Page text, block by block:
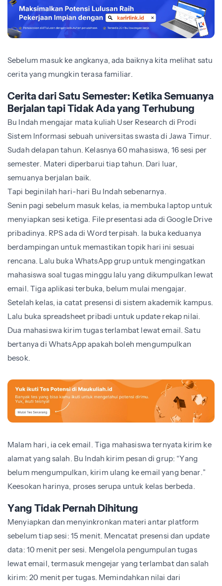
Sebelum masuk ke angkanya, ada baiknya kita melihat satu
cerita yang mungkin terasa familiar.
Cerita dari Satu Semester: Ketika Semuanya
Berjalan tapi Tidak Ada yang Terhubung
Bu Indah mengajar mata kuliah User Research di Prodi
Sistem Informasi sebuah universitas swasta di Jawa Timur.
Sudah delapan tahun. Kelasnya 60 mahasiswa, 16 sesi per
semester. Materi diperbarui tiap tahun. Dari luar,
semuanya berjalan baik.
Tapi beginilah hari-hari Bu Indah sebenarnya.
Senin pagi sebelum masuk kelas, ia membuka laptop untuk
menyiapkan sesi ketiga. File presentasi ada di Google Drive
pribadinya. RPS ada di Word terpisah. Ia buka keduanya
berdampingan untuk memastikan topik hari ini sesuai
rencana. Lalu buka WhatsApp grup untuk mengingatkan
mahasiswa soal tugas minggu lalu yang dikumpulkan lewat
email. Tiga aplikasi terbuka, belum mulai mengajar.
Setelah kelas, ia catat presensi di sistem akademik kampus.
Lalu buka spreadsheet pribadi untuk update rekap nilai.
Dua mahasiswa kirim tugas terlambat lewat email. Satu
bertanya di WhatsApp apakah boleh mengumpulkan
besok.
Malam hari, ia cek email. Tiga mahasiswa ternyata kirim ke
alamat yang salah. Bu Indah kirim pesan di grup: “Yang
belum mengumpulkan, kirim ulang ke email yang benar.”
Keesokan harinya, proses serupa untuk kelas berbeda.
Yang Tidak Pernah Dihitung
Menyiapkan dan menyinkronkan materi antar platform
sebelum tiap sesi: 15 menit. Mencatat presensi dan update
data: 10 menit per sesi. Mengelola pengumpulan tugas
lewat email, termasuk mengejar yang terlambat dan salah
kirim: 20 menit per tugas. Memindahkan nilai dari